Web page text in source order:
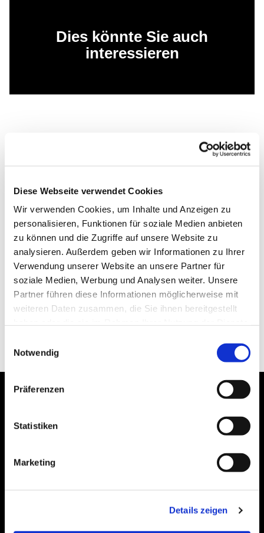
Diese Webseite verwendet Cookies
Wir verwenden Cookies, um Inhalte und Anzeigen zu
personalisieren, Funktionen für soziale Medien anbieten
zu können und die Zugriffe auf unsere Website zu
analysieren. Außerdem geben wir Informationen zu Ihrer
Verwendung unserer Website an unsere Partner für
soziale Medien, Werbung und Analysen weiter. Unsere
Partner führen diese Informationen möglicherweise mit
weiteren Daten zusammen, die Sie ihnen bereitgestellt
Notwendig
Präferenzen
Statistiken
Marketing
Details zeigen
Dies könnte Sie auch
interessieren
Bitte akzeptieren Sie Marketing-Cookies,